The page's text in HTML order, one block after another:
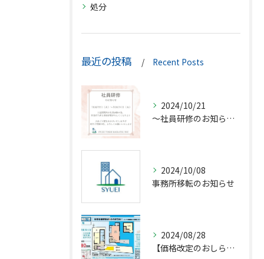
処分
最近の投稿 Recent Posts
2024/10/21
〜社員研修のお知らせ〜
2024/10/08
事務所移転のお知らせ
2024/08/28
【価格改定のおしらせ】